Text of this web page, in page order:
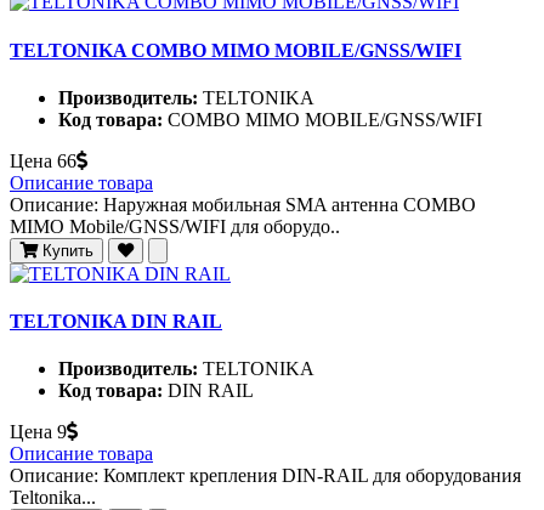
TELTONIKA COMBO MIMO MOBILE/GNSS/WIFI
Производитель: TELTONIKA
Код товара: COMBO MIMO MOBILE/GNSS/WIFI
Цена 66
Описание товара
Описание: Наружная мобильная SMA антенна COMBO
MIMO Mobile/GNSS/WIFI для оборудо..
Купить
TELTONIKA DIN RAIL
Производитель: TELTONIKA
Код товара: DIN RAIL
Цена 9
Описание товара
Описание: Комплект крепления DIN-RAIL для оборудования
Teltonika...